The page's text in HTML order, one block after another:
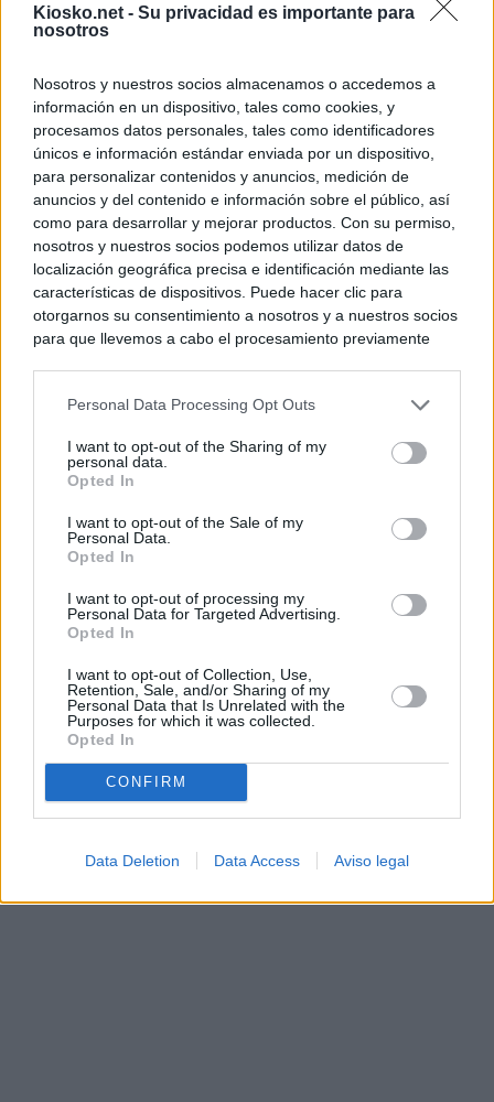
Kiosko.net - Su privacidad es importante para
nosotros
Nosotros y nuestros socios almacenamos o accedemos a
información en un dispositivo, tales como cookies, y
procesamos datos personales, tales como identificadores
únicos e información estándar enviada por un dispositivo,
para personalizar contenidos y anuncios, medición de
anuncios y del contenido e información sobre el público, así
como para desarrollar y mejorar productos. Con su permiso,
nosotros y nuestros socios podemos utilizar datos de
localización geográfica precisa e identificación mediante las
características de dispositivos. Puede hacer clic para
otorgarnos su consentimiento a nosotros y a nuestros socios
para que llevemos a cabo el procesamiento previamente
negar su consentimiento. Tenga en cuenta que algún
de su consentimiento, pero usted tiene el derecho de
rechazar tal procesamiento. Sus preferencias se aplicarán
cualquier momento entrando de nuevo en este sitio web o
visitando nuestra política de privacidad.
Personal Data Processing Opt Outs
I want to opt-out of the Sharing of my
personal data.
Opted In
I want to opt-out of the Sale of my
Personal Data.
Opted In
I want to opt-out of processing my
Personal Data for Targeted Advertising.
Opted In
I want to opt-out of Collection, Use,
Retention, Sale, and/or Sharing of my
Personal Data that Is Unrelated with the
Purposes for which it was collected.
Opted In
CONFIRM
Data Deletion Data Access Aviso legal